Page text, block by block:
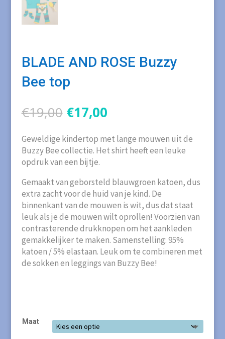
BLADE AND ROSE Buzzy
Bee top
€19,00 Oorspronkelijke
prijs
was:
€19,00.
€17,00Huidige
is:
€17,00.
Geweldige kindertop met lange mouwen uit de
Buzzy Bee collectie. Het shirt heeft een leuke
opdruk van een bijtje.
Gemaakt van geborsteld blauwgroen katoen, dus
extra zacht voor de huid van je kind. De
binnenkant van de mouwen is wit, dus dat staat
leuk als je de mouwen wilt oprollen! Voorzien van
contrasterende drukknopen om het aankleden
gemakkelijker te maken. Samenstelling: 95%
katoen / 5% elastaan. Leuk om te combineren met
de sokken en leggings van Buzzy Bee!
Maat